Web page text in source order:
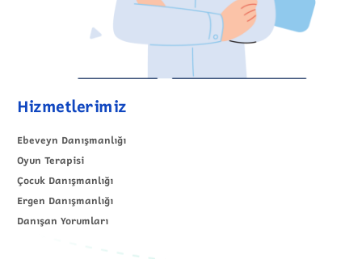
Hizmetlerimiz
Ebeveyn Danışmanlığı
Oyun Terapisi
Çocuk Danışmanlığı
Ergen Danışmanlığı
Danışan Yorumları